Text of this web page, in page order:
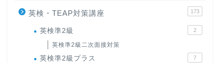
英検・TEAP対策講座 173
英検準2級 2
英検準2級二次面接対策
英検準2級プラス 7